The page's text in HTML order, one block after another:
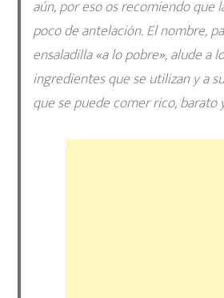
aún, por eso os recomiendo que
poco de antelación. El nombre,
ensaladilla «a lo pobre», alude a
ingredientes que se utilizan y a
que se puede comer rico, barato